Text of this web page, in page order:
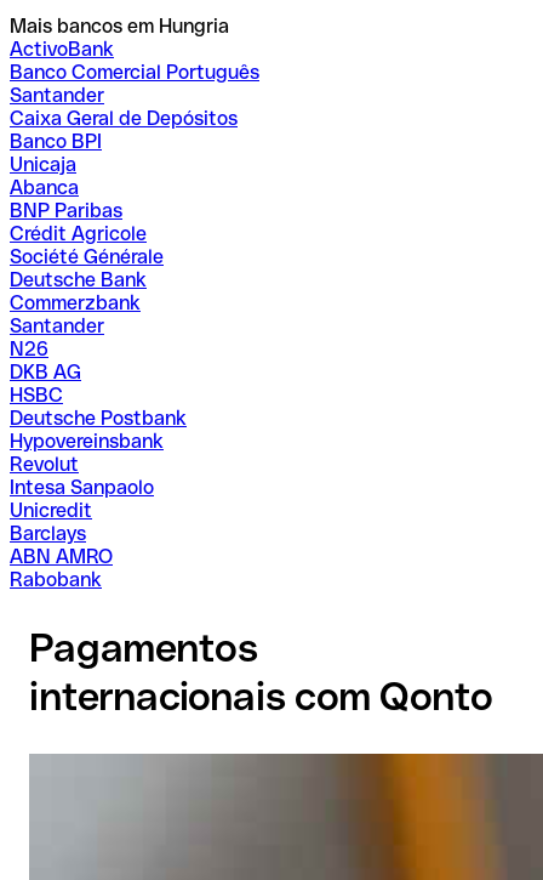
Mais bancos em Hungria
ActivoBank
Banco Comercial Português
Santander
Caixa Geral de Depósitos
Banco BPI
Unicaja
Abanca
BNP Paribas
Crédit Agricole
Société Générale
Deutsche Bank
Commerzbank
Santander
N26
DKB AG
HSBC
Deutsche Postbank
Hypovereinsbank
Revolut
Intesa Sanpaolo
Unicredit
Barclays
ABN AMRO
Rabobank
Pagamentos
internacionais com Qonto